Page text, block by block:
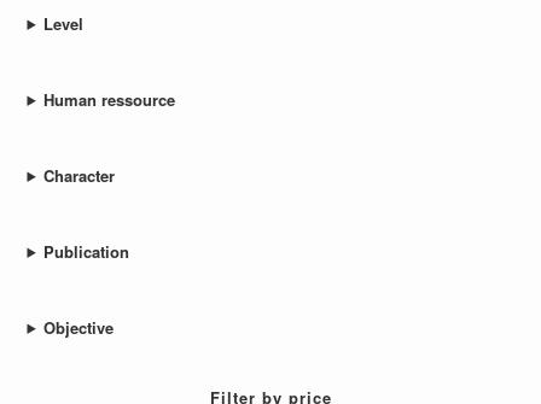
Level
Human ressource
Character
Publication
Objective
Filter by price